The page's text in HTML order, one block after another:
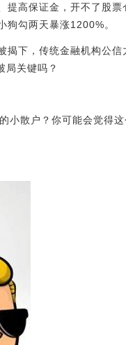
高保证金，开不了股票
勾两天暴涨1200%。
揭下，传统金融机构公信
局关键吗？
小散户？你可能会觉得